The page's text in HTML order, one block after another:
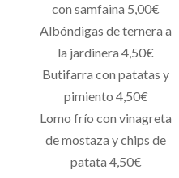
con samfaina 5,00€
Albóndigas de ternera a
la jardinera 4,50€
Butifarra con patatas y
pimiento 4,50€
Lomo frío con vinagreta
de mostaza y chips de
patata 4,50€